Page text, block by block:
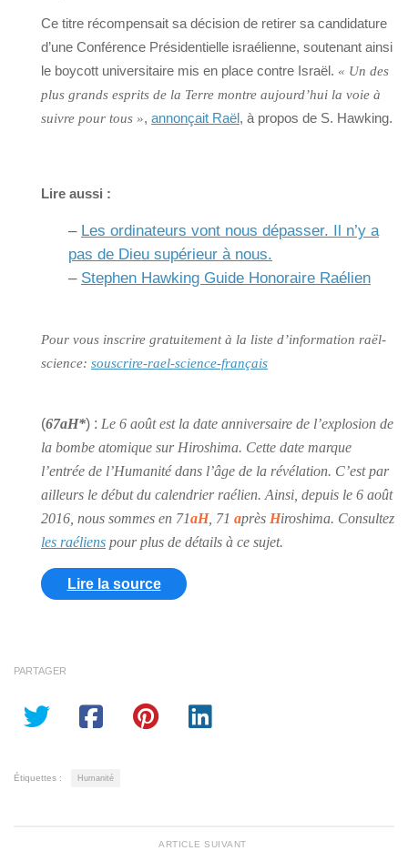
Ce titre récompensait sa décision de retirer sa candidature
d’une Conférence Présidentielle israélienne, soutenant ainsi
le boycott universitaire mis en place contre Israël. « Un des
plus grands esprits de la Terre montre aujourd’hui la voie à
suivre pour tous », annonçait Raël, à propos de S. Hawking.
Lire aussi :
– Les ordinateurs vont nous dépasser. Il n’y a
pas de Dieu supérieur à nous.
– Stephen Hawking Guide Honoraire Raélien
Pour vous inscrire gratuitement à la liste d’information raël-
science: souscrire-rael-science-français
(67aH*) : Le 6 août est la date anniversaire de l’explosion de
la bombe atomique sur Hiroshima. Cette date marque
l’entrée de l’Humanité dans l’âge de la révélation. C’est par
ailleurs le début du calendrier raélien. Ainsi, depuis le 6 août
2016, nous sommes en 71aH, 71 après Hiroshima. Consultez
les raéliens pour plus de détails à ce sujet.
Lire la source
PARTAGER
Étiquettes : Humanité
ARTICLE SUIVANT